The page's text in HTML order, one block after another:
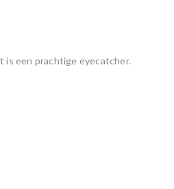
is een prachtige eyecatcher.